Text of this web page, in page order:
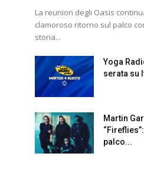
La reunion degli Oasis
clamoroso ritorno sul palco
storia...
Yoga
serata su
Martin
palco...